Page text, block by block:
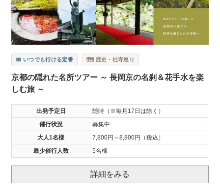
📅 いつでも行ける定番 🗺️ 歴史・社寺巡り
京都の隠れた名所ツアー ～ 長岡京の名刹＆花手水を楽
しむ旅 ～
出発予定日
随時（※毎月17日は除く）
催行状況
募集中
大人1名様
7,800円～8,800円（税込）
最少催行人数
5名様
詳細をみる